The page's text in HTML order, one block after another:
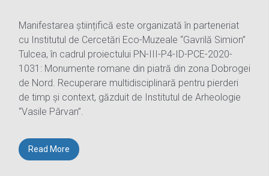
Manifestarea științifică este organizată în parteneriat
cu Institutul de Cercetări Eco-Muzeale “Gavrilă Simion”
Tulcea, în cadrul proiectului PN-III-P4-ID-PCE-2020-
1031: Monumente romane din piatră din zona Dobrogei
de Nord. Recuperare multidisciplinară pentru pierderi
de timp și context, găzduit de Institutul de Arheologie
“Vasile Pârvan”.
Read More